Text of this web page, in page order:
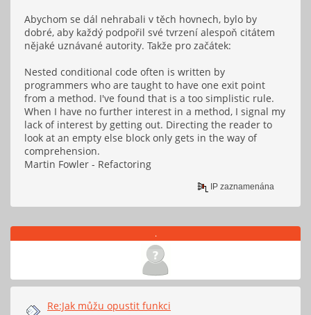
Abychom se dál nehrabali v těch hovnech, bylo by
dobré, aby každý podpořil své tvrzení alespoň citátem
nějaké uznávané autority. Takže pro začátek:
Nested conditional code often is written by
programmers who are taught to have one exit point
from a method. I've found that is a too simplistic rule.
When I have no further interest in a method, I signal my
lack of interest by getting out. Directing the reader to
look at an empty else block only gets in the way of
comprehension.
Martin Fowler - Refactoring
IP zaznamenána
.
Re:Jak můžu opustit funkci